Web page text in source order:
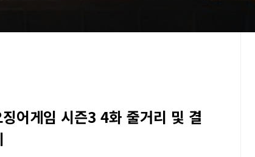
어게임 시즌3 4화 줄거리 및 결